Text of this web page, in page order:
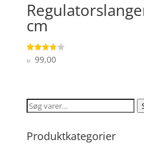
cm
Vurderet
3.7
kr.99,00
Søg
Produktkategorier